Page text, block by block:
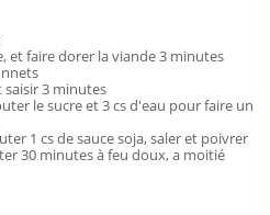
et faire dorer la viande 3 minutes
saisir 3 minutes
le sucre et 3 cs d'eau pour faire un
1 cs de sauce soja, saler et poivrer
30 minutes à feu doux, a moitié